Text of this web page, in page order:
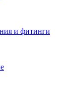
и фитинги